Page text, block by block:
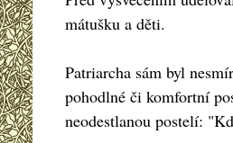
mátušku a děti.
Patriarcha sám byl
pohodlné či komfortní
neodestlanou postelí: